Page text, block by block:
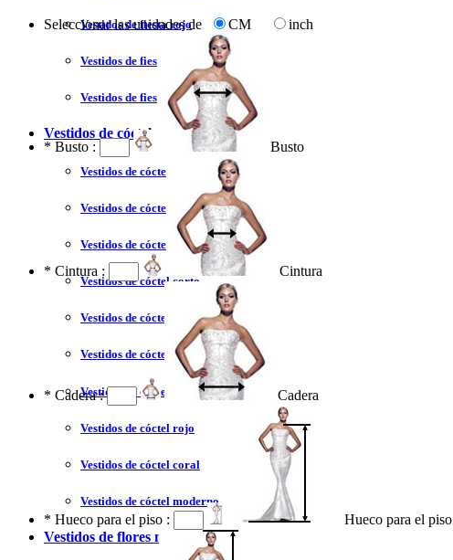
Vestidos de fiesta rojo
Vestidos de fiesta amarillo
Vestidos de fiesta azul
Vestidos de cóctel
Vestidos de cóctel liquidación y venta
Vestidos de cóctel 2023
Vestidos de cóctel largo
Vestidos de cóctel corto
Vestidos de cóctel tallas grandes
Vestidos de cóctel sin tirantes
Vestidos de cóctel azul
Vestidos de cóctel rojo
Vestidos de cóctel coral
Vestidos de cóctel moderno
Vestidos de flores niña
Seleccionar las unidades de CM inch
* Busto : Busto
* Cintura : Cintura
* Cadera : Cadera
* Hueco para el piso : Hueco para el piso